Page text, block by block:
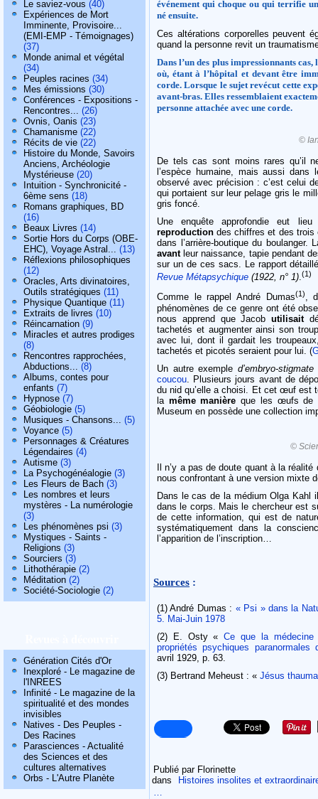
Le saviez-vous (40)
Expériences de Mort
Imminente, Provisoire...
(EMI-EMP - Témoignages)
(37)
Monde animal et végétal
(34)
Peuples racines (34)
Mes émissions (30)
Conférences - Expositions -
Rencontres... (26)
Ovnis, Oanis (23)
Chamanisme (22)
Récits de vie (22)
Histoire du Monde, Savoirs
Anciens, Archéologie
Mystérieuse (20)
Intuition - Synchronicité -
6ème sens (18)
Romans graphiques, BD
(16)
Beaux Livres (14)
Sortie Hors du Corps (OBE-
EHC), Voyage Astral... (13)
Réflexions philosophiques
(12)
Oracles, Arts divinatoires,
Outils stratégiques (11)
Physique Quantique (11)
Extraits de livres (10)
Réincarnation (9)
Miracles et autres prodiges
(8)
Rencontres rapprochées,
Abductions... (8)
Albums, contes pour
enfants (7)
Hypnose (7)
Géobiologie (5)
Musiques - Chansons... (5)
Voyance (5)
Personnages & Créatures
Légendaires (4)
Autisme (3)
La Psychogénéalogie (3)
Les Fleurs de Bach (3)
Les nombres et leurs
mystères - La numérologie
(3)
Les phénomènes psi (3)
Mystiques - Saints -
Religions (3)
Sourciers (3)
Lithothérapie (2)
Méditation (2)
Société-Sociologie (2)
Génération Cités d'Or
Inexploré - Le magazine de
l'INREES
Infinité - Le magazine de la
spiritualité et des mondes
invisibles
Natives - Des Peuples -
Des Racines
Parasciences - Actualité
des Sciences et des
cultures alternatives
Orbs - L'Autre Planète
événement qui choque ou qui terrifie
né ensuite.
Ces altérations corporelles peuvent
quand la personne revit un
Dans l’un des plus impressionnants
où, étant à l’hôpital et devant être
corde. Lorsque le sujet revécut cette
avant-bras. Elles ressemblaient
personne attachée avec une corde.
©
De tels cas sont moins rares qu’il
l’espèce humaine, mais aussi dans
observé avec précision : c’est celui
qui portaient sur leur pelage gris le
gris foncé.
Une enquête approfondie eut
reproduction des chiffres et des trois
dans l’arrière-boutique du
avantleur naissance, tapie pendant
sur un de ces sacs. Le rapport
Revue Métapsychique (1922, n° 1).(1)
Comme le rappel André Dumas(1),
phénomènes de ce genre ont été
nous apprend que Jacobutilisait
tachetés et augmenter ainsi son
avec lui, dont il gardait les
tache­tés et picotés seraient pour lui. (
Un autre exemple d’embryo-stigmate
coucou . Plu­sieurs jours avant de
du nid qu’elle a choisi. Et cet œuf est
la même manière que les œufs de
Museum en possède une collection
©
Il n’y a pas de doute quant à la
nous confrontant à une version mixte
Dans le cas de la médium Olga Kahl
dans le corps. Mais le chercheur est
de cette information, qui est de
systématiquement dans la
l’apparition de l’inscription…
Sources :
(1) André Dumas : « Psi » dans la
5. Mai-Juin 1978
(2) E. Osty «Ce que la médecine
propriétés psychiques paranormales
avril 1929, p. 63.
(3) Bertrand Meheust : « Jésus
Publié par Florinette
dans
Histoires insolites et
…